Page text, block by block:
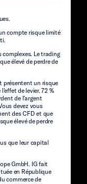
compte risque limité
Le trading
élevé de perdre de
présentent un risque
de levier. 72 %
de l’argent
devez vous
des CFD et que
élevé de perdre
que leur capital
GmbH. IG fait
en République
commerce de